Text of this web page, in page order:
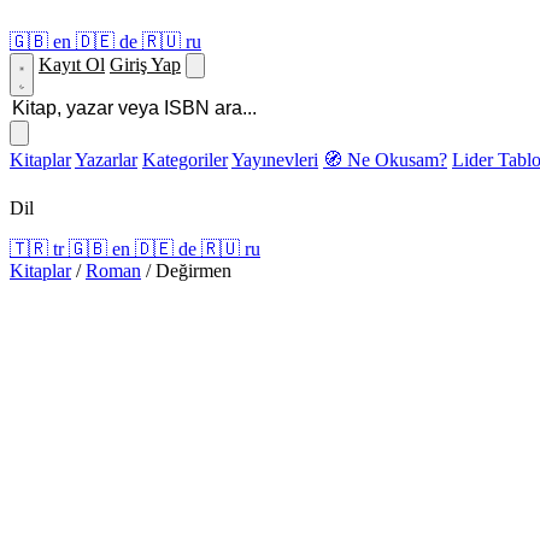
🇬🇧 en 🇩🇪 de 🇷🇺 ru
Kayıt Ol Giriş Yap
KitaplarYazarlar KategorilerYayınevleri 🧭 Ne Okusam? Lider
Dil
🇹🇷 tr 🇬🇧 en 🇩🇪 de 🇷🇺 ru
Kitaplar / Roman / Değirmen